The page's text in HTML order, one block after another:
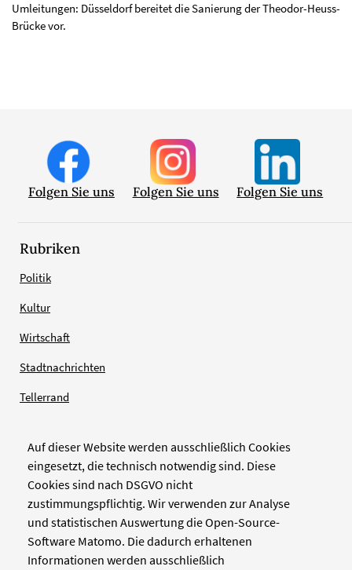
Auf dieser Website werden ausschließlich Cookies
eingesetzt, die technisch notwendig sind. Diese
Cookies sind nach DSGVO nicht
zustimmungspflichtig. Wir verwenden zur Analyse
und statistischen Auswertung die Open-Source-
Software Matomo. Die dadurch erhaltenen
Informationen werden ausschließlich
Umleitungen: Düsseldorf bereitet die Sanierung der Theodor-Heuss-
Brücke vor.
Folgen Sie uns Folgen Sie uns Folgen Sie uns
Rubriken
Politik
Kultur
Wirtschaft
Stadtnachrichten
Tellerrand
Verlag
Zellwerk GmbH & Co KG
Pinienstraße 2
40233 Düsseldorf
www.zellwerk.com